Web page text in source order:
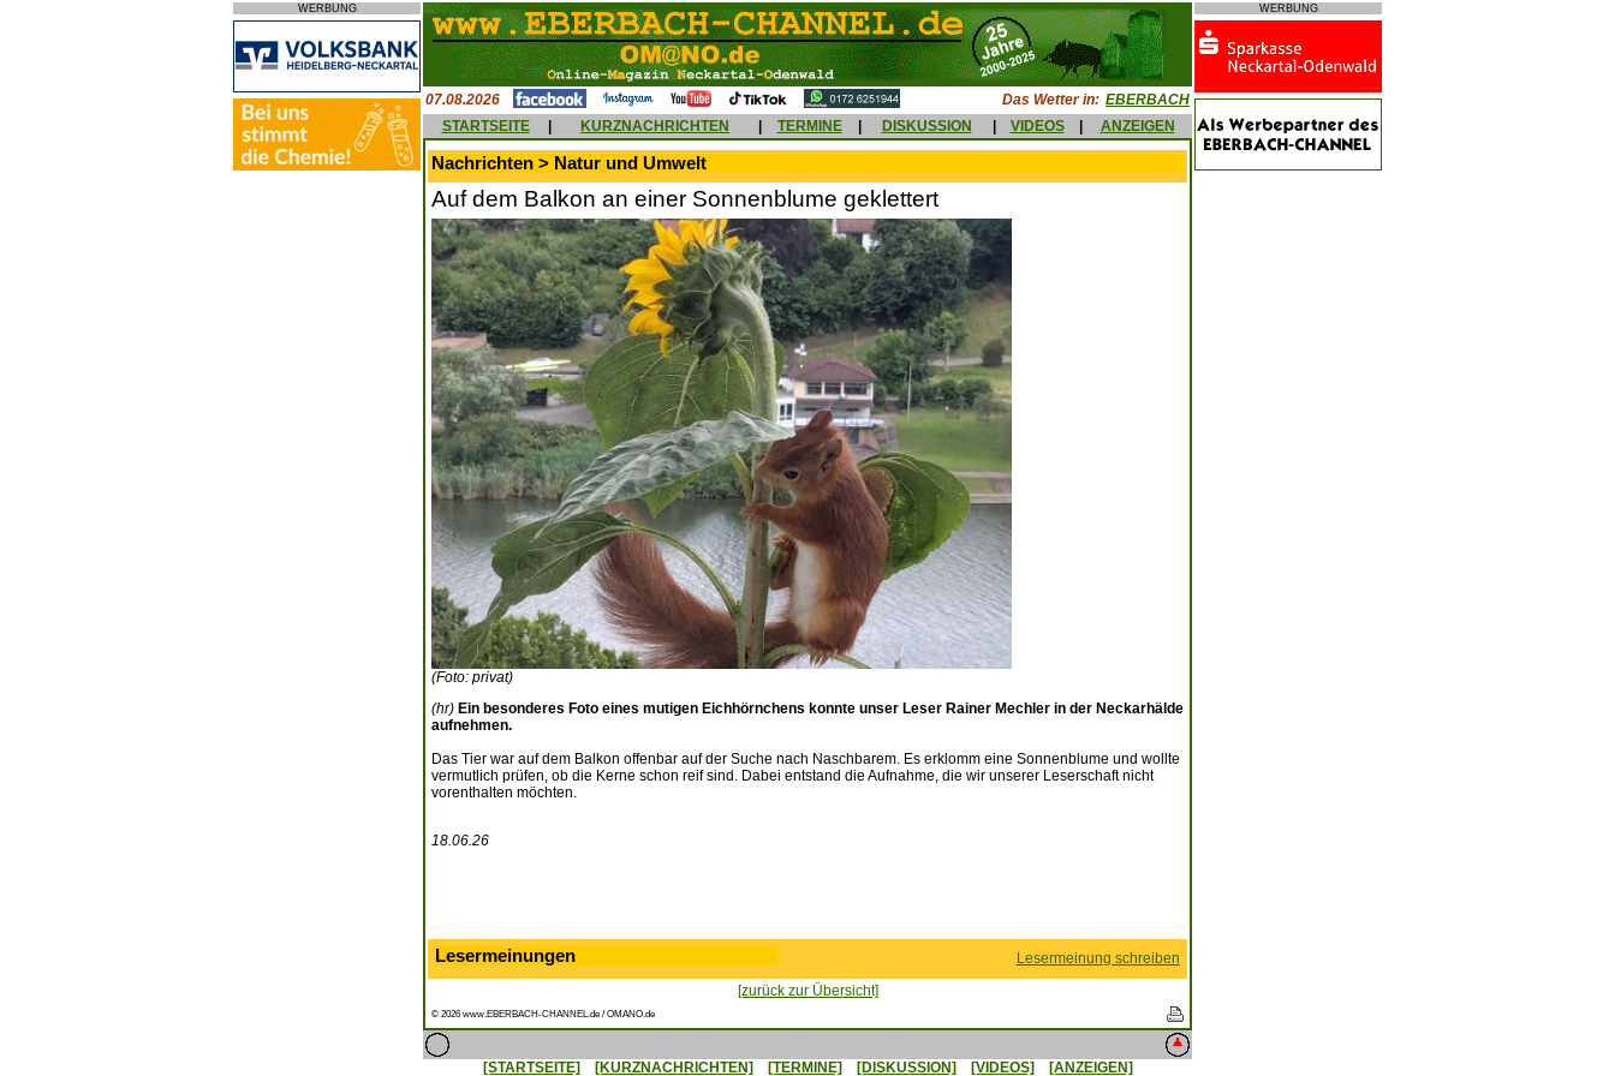
WERBUNG
07.08.2026 Das Wetter in: EBERBACH
STARTSEITE
KURZNACHRICHTEN TERMINE DISKUSSION VIDEOS ANZEIGEN
Nachrichten > Natur und Umwelt
Auf dem Balkon an einer Sonnenblume geklettert
(Foto: privat)
(hr) Ein besonderes Foto eines mutigen Eichhörnchens konnte unser Leser Rainer Mechler in der Neckarhälde
aufnehmen.
Das Tier war auf dem Balkon offenbar auf der Suche nach Naschbarem. Es erklomm eine Sonnenblume und wollte
vermutlich prüfen, ob die Kerne schon reif sind. Dabei entstand die Aufnahme, die wir unserer Leserschaft nicht
vorenthalten möchten.
18.06.26
Lesermeinungen
Lesermeinung schreiben
[zurück zur Übersicht]
© 2026 www.EBERBACH-CHANNEL.de / OMANO.de
[STARTSEITE] [KURZNACHRICHTEN] [TERMINE] [DISKUSSION] [VIDEOS] [ANZEIGEN]
WERBUNG